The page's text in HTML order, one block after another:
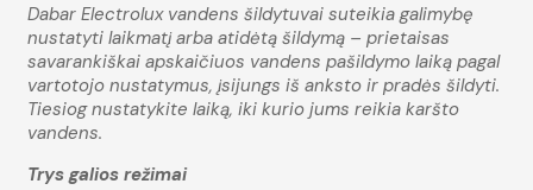
Dabar Electrolux vandens šildytuvai suteikia galimybę
nustatyti laikmatį arba atidėtą šildymą – prietaisas
savarankiškai apskaičiuos vandens pašildymo laiką pagal
vartotojo nustatymus, įsijungs iš anksto ir pradės šildyti.
Tiesiog nustatykite laiką, iki kurio jums reikia karšto
vandens.
Trys galios režimai